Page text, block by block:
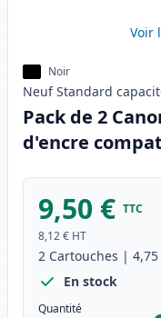
Voir
Noir
Neuf Standard
Pack de 2
d'encre
9,50 € TTC
8,12 € HT
2 Cartouches |
En stock
Quantité